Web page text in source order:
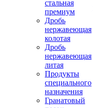
стальная
премиум
Дробь
нержавеющая
колотая
Дробь
нержавеющая
литая
Продукты
специального
назначения
Гранатовый